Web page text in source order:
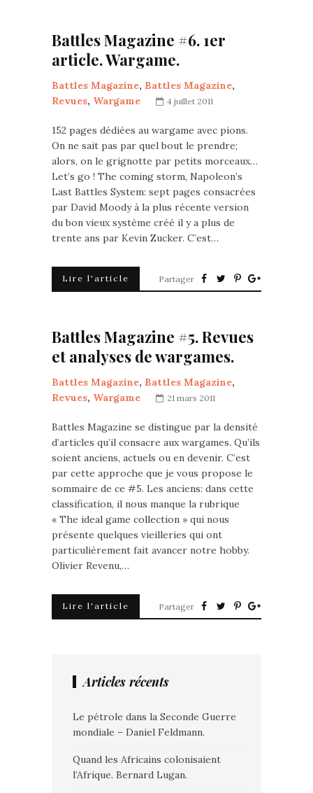
Battles Magazine #6. 1er
article. Wargame.
Battles Magazine, Battles Magazine,
Revues, Wargame 4 juillet 2011
152 pages dédiées au wargame avec pions.
On ne sait pas par quel bout le prendre;
alors, on le grignotte par petits morceaux…
Let’s go ! The coming storm, Napoleon’s
Last Battles System: sept pages consacrées
par David Moody à la plus récente version
du bon vieux système créé il y a plus de
trente ans par Kevin Zucker. C’est…
Lire l'article Partager
Battles Magazine #5. Revues
et analyses de wargames.
Battles Magazine, Battles Magazine,
Revues, Wargame 21 mars 2011
Battles Magazine se distingue par la densité
d’articles qu’il consacre aux wargames. Qu’ils
soient anciens, actuels ou en devenir. C’est
par cette approche que je vous propose le
sommaire de ce #5. Les anciens: dans cette
classification, il nous manque la rubrique
« The ideal game collection » qui nous
présente quelques vieilleries qui ont
particulièrement fait avancer notre hobby.
Olivier Revenu,…
Lire l'article Partager
Articles récents
Le pétrole dans la Seconde Guerre
mondiale – Daniel Feldmann.
Quand les Africains colonisaient
l’Afrique. Bernard Lugan.